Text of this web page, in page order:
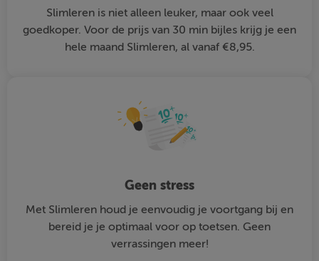
Slimleren is niet alleen leuker, maar ook veel
goedkoper. Voor de prijs van 30 min bijles krijg je een
hele maand Slimleren, al vanaf €8,95.
Geen stress
Met Slimleren houd je eenvoudig je voortgang bij en
bereid je je optimaal voor op toetsen. Geen
verrassingen meer!